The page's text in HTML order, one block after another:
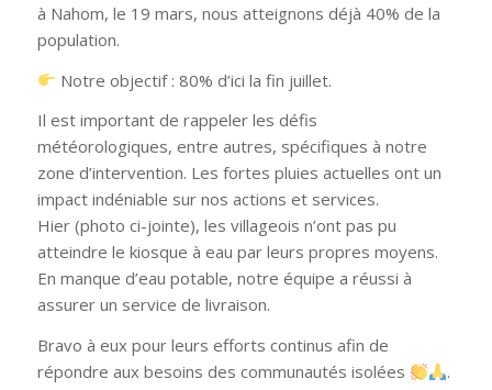
à Nahom, le 19 mars, nous atteignons déjà 40% de la
population.
Notre objectif : 80% d’ici la fin juillet.
Il est important de rappeler les défis
météorologiques, entre autres, spécifiques à notre
zone d’intervention. Les fortes pluies actuelles ont un
impact indéniable sur nos actions et services.
Hier (photo ci-jointe), les villageois n’ont pas pu
atteindre le kiosque à eau par leurs propres moyens.
En manque d’eau potable, notre équipe a réussi à
assurer un service de livraison.
Bravo à eux pour leurs efforts continus afin de
répondre aux besoins des communautés isolées
.